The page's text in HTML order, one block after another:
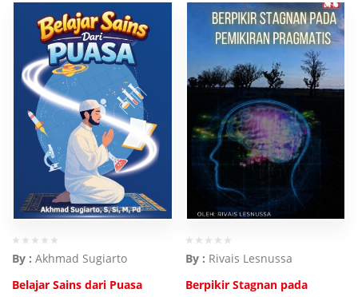
By : Akhmad Sugiarto
Belajar Sains dari Puasa
By : Rivais Lesnussa
Berpikir Stagnan pada